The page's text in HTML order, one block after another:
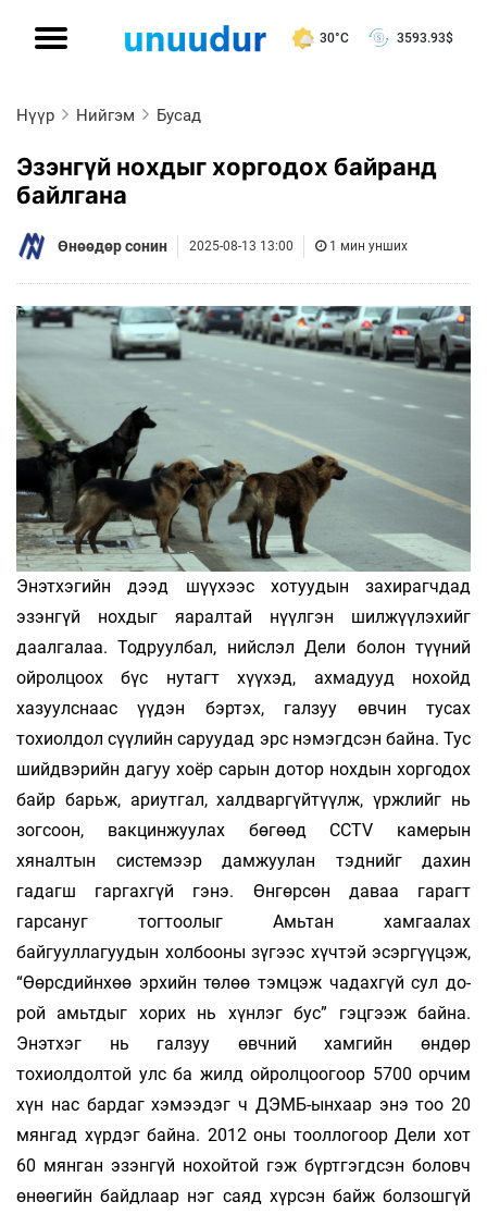
30°C 3593.93$
Нүүр Нийгэм Бусад
Эзэнгүй нохдыг хоргодох байранд
байлгана
Өнөөдөр сонин 2025-08-13 13:00 1 мин унших
Энэтхэгийн дээд шүүхээс хотуудын захирагчдад
эзэнгүй нохдыг яаралтай нүүлгэн шилжүүлэхийг
даалгалаа. Тодруулбал, нийслэл Дели болон түүний
ойролцоох бүс нутагт хүүхэд, ахмадууд нохойд
хазуулснаас үүдэн бэртэх, галзуу өвчин тусах
тохиолдол сүүлийн саруудад эрс нэмэгдсэн байна. Тус
шийдвэрийн дагуу хоёр сарын дотор нохдын хоргодох
байр барьж, ариутгал, халдваргүйтүүлж, үржлийг нь
зогсоон, вакцинжуулах бөгөөд CCTV камерын
хяналтын системээр дамжуулан тэднийг дахин
гадагш гаргахгүй гэнэ. Өнгөрсөн даваа гарагт
гарсануг тогтоолыг Амьтан хамгаалах
байгууллагуудын холбооны зүгээс хүчтэй эсэргүүцэж,
“Өөрсдийнхөө эрхийн төлөө тэмцэж чадахгүй сул до-
рой амьтдыг хорих нь хүнлэг бус” гэцгээж байна.
Энэтхэг нь галзуу өвчний хамгийн өндөр
тохиолдолтой улс ба жилд ойролцоогоор 5700 орчим
хүн нас бардаг хэмээдэг ч ДЭМБ-ынхаар энэ тоо 20
мянгад хүрдэг байна. 2012 оны тооллогоор Дели хот
60 мянган эзэнгүй нохойтой гэж бүртгэгдсэн боловч
өнөөгийн байдлаар нэг саяд хүрсэн байж болзошгүй